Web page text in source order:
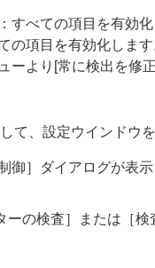
すべての項目を有効
の項目を有効化しま
ーより[常に検出を修
て、設定ウインドウ
御］ダイアログが表
ーの検査］または［